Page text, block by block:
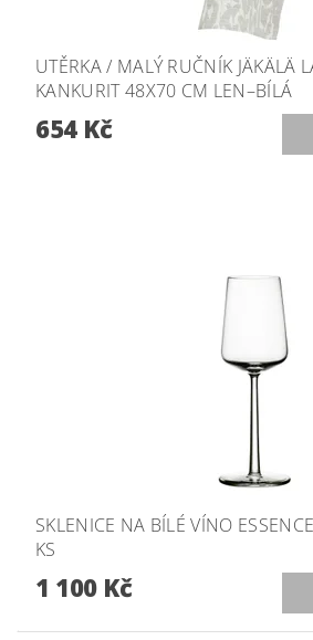
UTĚRKA / MALÝ RUČNÍK JÄKÄLÄ
KANKURIT 48X70 CM LEN–BÍLÁ
654 Kč
SKLENICE NA BÍLÉ VÍNO
KS
1 100 Kč